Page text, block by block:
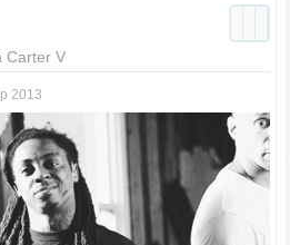
Carter V
2013